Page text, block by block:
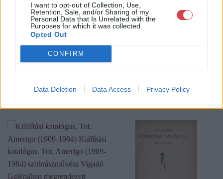
I want to opt-out of Collection, Use,
Retention, Sale, and/or Sharing of my
Personal Data that Is Unrelated with the
Purposes for which it was collected.
Opted Out
CONFIRM
Data Deletion Data Access Privacy Policy
GALÉRIA TOVÁBBI MŰTÁRGYAI